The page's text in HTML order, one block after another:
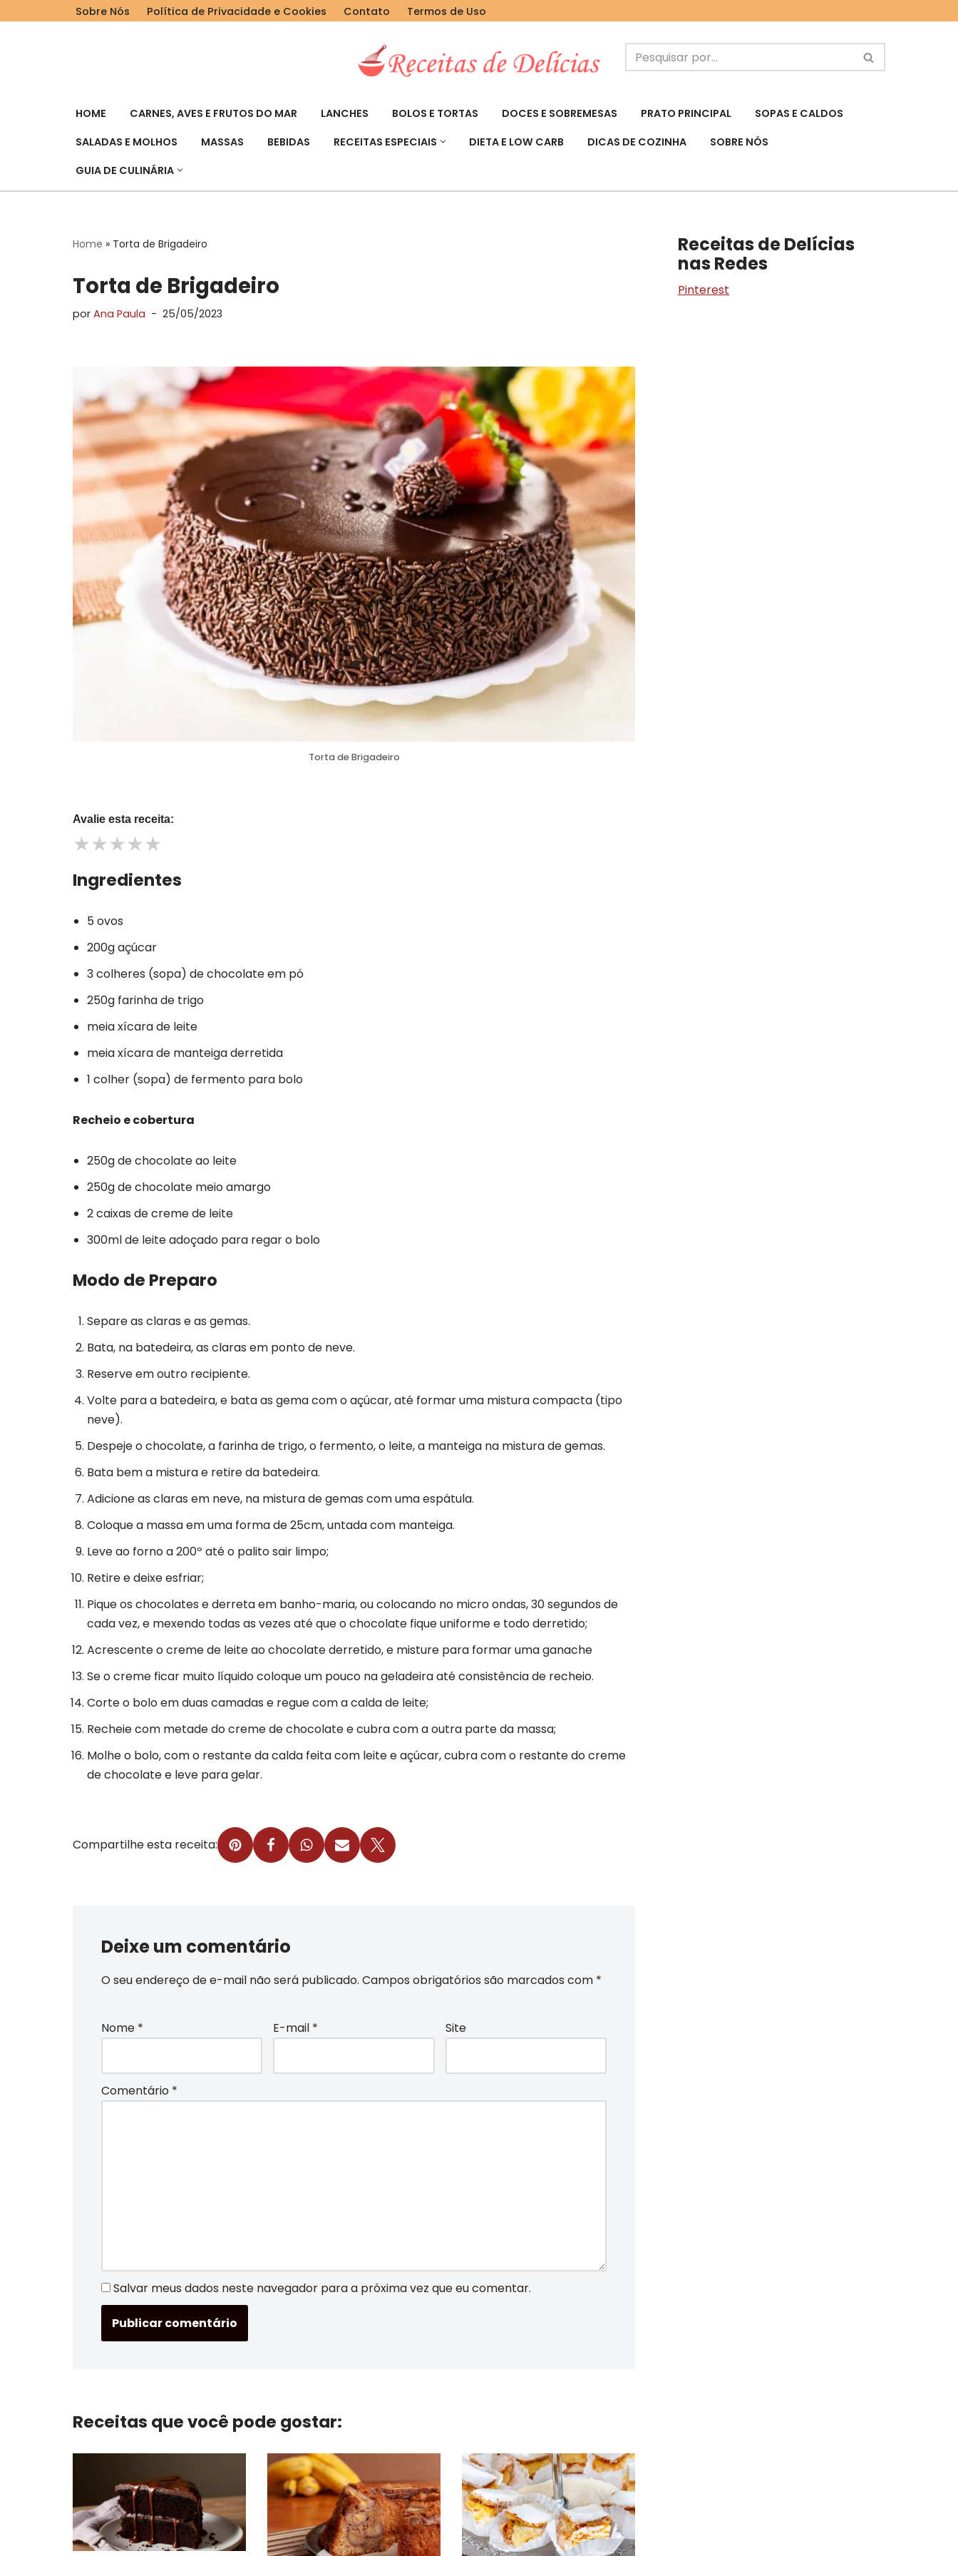
Sobre Nós Política de Privacidade e Cookies Contato Termos de Uso
HOME CARNES, AVES E FRUTOS DO MAR LANCHES BOLOS E TORTAS DOCES E SOBREMESAS PRATO PRINCIPAL
SOPAS E CALDOS
SALADAS E MOLHOS
MASSAS BEBIDAS RECEITAS ESPECIAIS DIETA E LOW CARB DICAS DE COZINHA
SOBRE NÓS
GUIA DE CULINÁRIA
Home » Torta de Brigadeiro
Torta de Brigadeiro
por Ana Paula 25/05/2023
Torta de Brigadeiro
Avalie esta receita:
★★★★★
Ingredientes
5 ovos
200g açúcar
3 colheres (sopa) de chocolate em pó
250g farinha de trigo
meia xícara de leite
meia xícara de manteiga derretida
1 colher (sopa) de fermento para bolo
Recheio e cobertura
250g de chocolate ao leite
250g de chocolate meio amargo
2 caixas de creme de leite
300ml de leite adoçado para regar o bolo
Modo de Preparo
Separe as claras e as gemas.
Bata, na batedeira, as claras em ponto de neve.
Reserve em outro recipiente.
Volte para a batedeira, e bata as gema com o açúcar, até formar uma mistura compacta (tipo
neve).
Despeje o chocolate, a farinha de trigo, o fermento, o leite, a manteiga na mistura de gemas.
Bata bem a mistura e retire da batedeira.
Adicione as claras em neve, na mistura de gemas com uma espátula.
Coloque a massa em uma forma de 25cm, untada com manteiga.
Leve ao forno a 200º até o palito sair limpo;
Retire e deixe esfriar;
Pique os chocolates e derreta em banho-maria, ou colocando no micro ondas, 30 segundos de
cada vez, e mexendo todas as vezes até que o chocolate fique uniforme e todo derretido;
Acrescente o creme de leite ao chocolate derretido, e misture para formar uma ganache
Se o creme ficar muito líquido coloque um pouco na geladeira até consistência de recheio.
Corte o bolo em duas camadas e regue com a calda de leite;
Recheie com metade do creme de chocolate e cubra com a outra parte da massa;
Molhe o bolo, com o restante da calda feita com leite e açúcar, cubra com o restante do creme
de chocolate e leve para gelar.
Compartilhe esta receita:
Deixe um comentário
O seu endereço de e-mail não será publicado. Campos obrigatórios são marcados com *
Nome * E-mail * Site
Comentário *
Salvar meus dados neste navegador para a próxima vez que eu comentar.
Receitas que você pode gostar:
Receitas de Delícias
nas Redes
Pinterest